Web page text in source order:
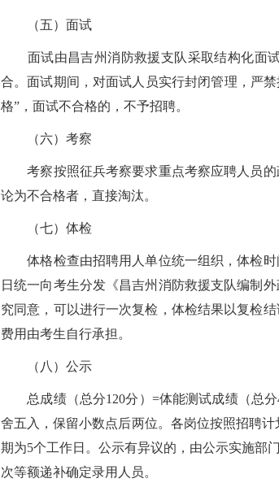
（五）面试
面试由昌吉州消防救援支队采取结构化面试
合。面试期间，对面试人员实行封闭管理，严
格”，面试不合格的，不予招聘。
（六）考察
考察按照征兵考察要求重点考察应聘人员的
论为不合格者，直接淘汰。
（七）体检
体格检查由招聘用人单位统一组织，体检时
日统一向考生分发《昌吉州消防救援支队编制
究同意，可以进行一次复检，体检结果以复检
费用由考生自行承担。
（八）公示
总成绩（总分120分）=体能测试成绩（总分
舍五入，保留小数点后两位。各岗位按照招聘
期为5个工作日。公示有异议的，由公示实施部
次等额递补确定录用人员。